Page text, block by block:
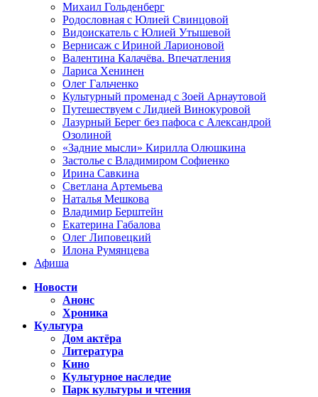
Михаил Гольденберг
Родословная с Юлией Свинцовой
Видоискатель с Юлией Утышевой
Вернисаж с Ириной Ларионовой
Валентина Калачёва. Впечатления
Лариса Хенинен
Олег Гальченко
Культурный променад с Зоей Арнаутовой
Путешествуем с Лидией Винокуровой
Лазурный Берег без пафоса с Александрой
Озолиной
«Задние мысли» Кирилла Олюшкина
Застолье с Владимиром Софиенко
Ирина Савкина
Светлана Артемьева
Наталья Мешкова
Владимир Берштейн
Екатерина Габалова
Олег Липовецкий
Илона Румянцева
Афиша
Новости
Анонс
Хроника
Культура
Дом актёра
Литература
Кино
Культурное наследие
Парк культуры и чтения